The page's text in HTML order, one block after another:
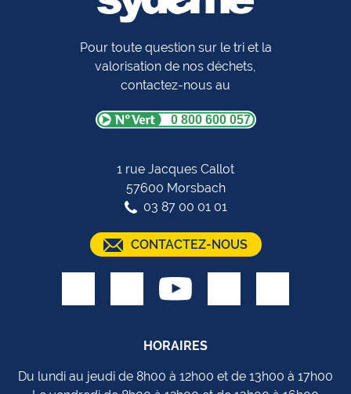
Pour toute question sur le tri et la
valorisation de nos déchets,
contactez-nous au
0 800 600 057
1 rue Jacques Callot
57600 Morsbach
03 87 00 01 01
CONTACTEZ-NOUS
HORAIRES
Du lundi au jeudi de 8h00 à 12h00 et de 13h00 à 17h00